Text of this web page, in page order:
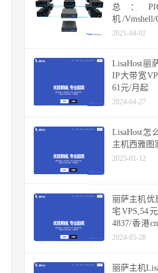
总：
机/Vmshell/
快网络/六六
2021-04-02
LisaHost丽
IP大带宽
61元/月起
2024-04-27
LisaHost怎
主机西雅图
2025-01-12
丽萨主机优
宅VPS,54
4837/香港
坡大带宽/日
2024-05-28
丽萨主机